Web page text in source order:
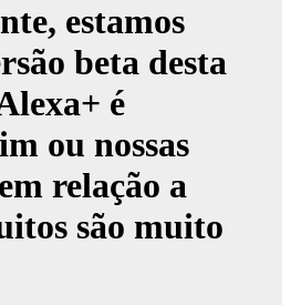
estamos
beta desta
é
ou nossas
relação a
são muito